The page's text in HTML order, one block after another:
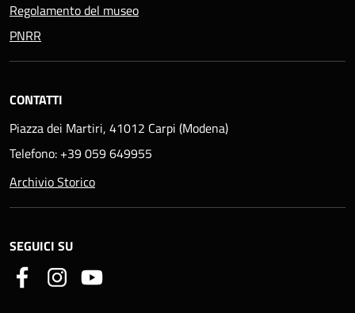
Regolamento del museo
PNRR
CONTATTI
Piazza dei Martiri, 41012 Carpi (Modena)
Telefono: +39 059 649955
Archivio Storico
SEGUICI SU